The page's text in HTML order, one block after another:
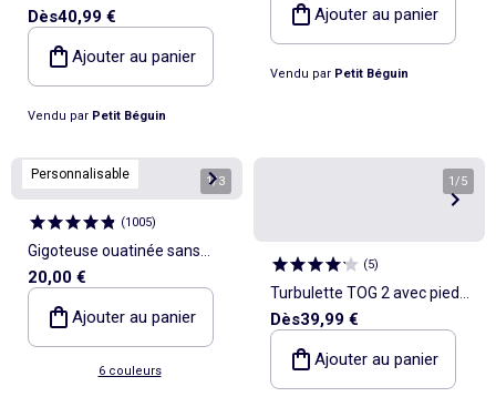
avec manches amovibles et
jambes séparables Manouk
Dès40,99 €
Ajouter au panier
Vendu par Petit Béguin
Ajouter au panier
Vendu par Petit Béguin
Personnalisable 1/3
(1005)
Gigoteuse ouatinée sans
manches TOG 2
20,00 €
Ajouter au panier
6 couleurs
1 /5
(5)
Turbulette TOG 2 avec pieds
retroussables et manches
amovibles Gustin
Dès39,99 €
Ajouter au panier